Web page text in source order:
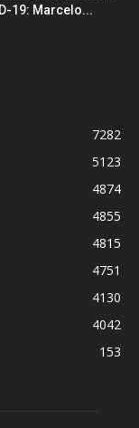
19: Marcelo...
7282
5123
4874
4855
4815
4751
4130
4042
153